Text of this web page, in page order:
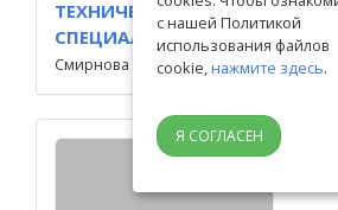
ТЕХНИЧЕСКИЙ АНГЛИЙСКИЙ
СПЕЦИАЛИСТОВ В СФЕРЕ IT –
Смирнова Е.В., Браженец К.С,
с нашей Политикой
использования файлов
cookie,нажмите здесь.
Я СОГЛАСЕН